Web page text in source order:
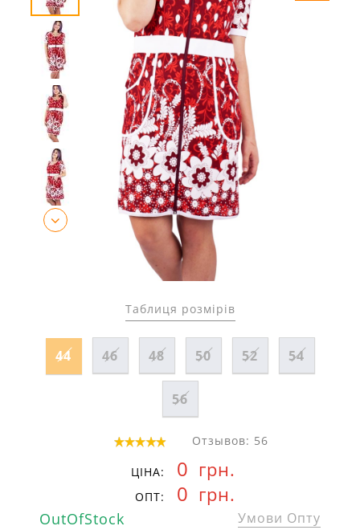
Таблиця розмірів
44 46 48 50 52 54
56
Отзывов: 56
ЦІНА: 0 грн.
ОПТ: 0 грн.
OutOfStock Умови Опту